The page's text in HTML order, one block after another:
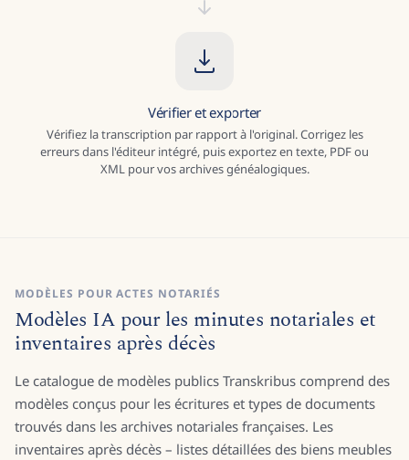
Vérifier et exporter
Vérifiez la transcription par rapport à l'original. Corrigez les
erreurs dans l'éditeur intégré, puis exportez en texte, PDF ou
XML pour vos archives généalogiques.
MODÈLES POUR ACTES NOTARIÉS
Modèles IA pour les minutes notariales et
inventaires après décès
Le catalogue de modèles publics Transkribus comprend des
modèles conçus pour les écritures et types de documents
trouvés dans les archives notariales françaises. Les
inventaires après décès – listes détaillées des biens meubles